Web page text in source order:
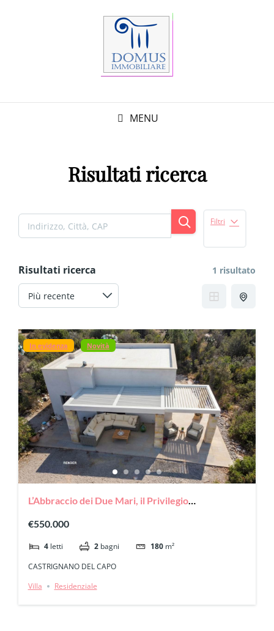
MENU
Risultati ricerca
Filtri
Risultati ricerca 1 risultato
In evidenza Novità
L’Abbraccio dei Due Mari, il Privilegio
€550.000
4 letti 2 bagni 180 m²
CASTRIGNANO DEL CAPO
Villa
Residenziale